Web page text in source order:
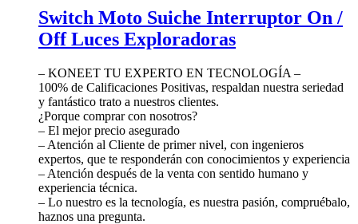
Switch Moto Suiche Interruptor On /
Off Luces Exploradoras
– KONEET TU EXPERTO EN TECNOLOGÍA –
100% de Calificaciones Positivas, respaldan nuestra seriedad
y fantástico trato a nuestros clientes.
¿Porque comprar con nosotros?
– El mejor precio asegurado
– Atención al Cliente de primer nivel, con ingenieros
expertos, que te responderán con conocimientos y experiencia
– Atención después de la venta con sentido humano y
experiencia técnica.
– Lo nuestro es la tecnología, es nuestra pasión, compruébalo,
haznos una pregunta.